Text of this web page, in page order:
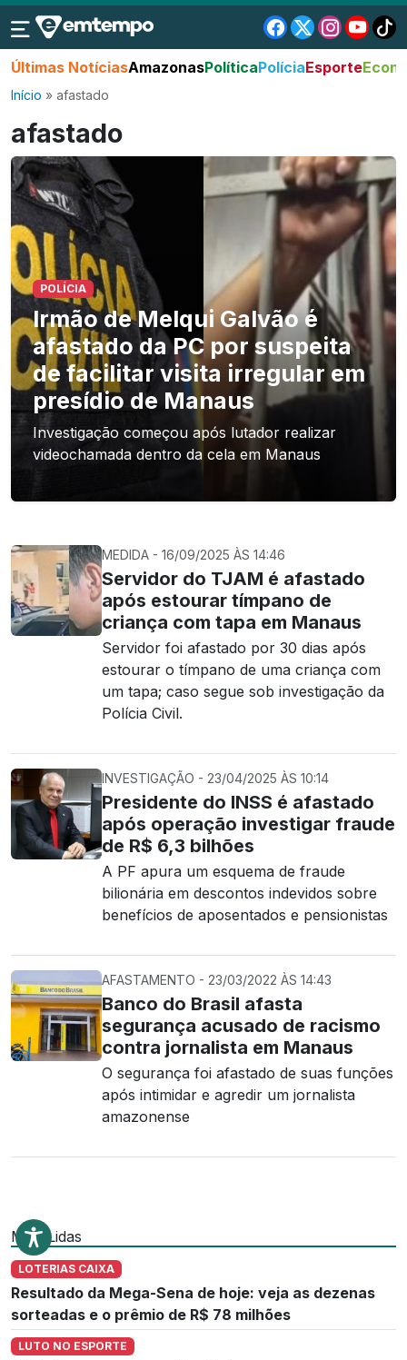
Últimas NotíciasAmazonasPolíticaPolíciaEsporte
Início » afastado
afastado
POLÍCIA
Irmão de Melqui Galvão é
afastado da PC por suspeita
de facilitar visita irregular em
presídio de Manaus
Investigação começou após lutador realizar
videochamada dentro da cela em Manaus
MEDIDA - 16/09/2025 ÀS 14:46
Servidor do TJAM é afastado
após estourar tímpano de
criança com tapa em Manaus
Servidor foi afastado por 30 dias após
estourar o tímpano de uma criança com
um tapa; caso segue sob investigação da
Polícia Civil.
INVESTIGAÇÃO - 23/04/2025 ÀS 10:14
Presidente do INSS é afastado
após operação investigar fraude
de R$ 6,3 bilhões
A PF apura um esquema de fraude
bilionária em descontos indevidos sobre
benefícios de aposentados e pensionistas
AFASTAMENTO - 23/03/2022 ÀS 14:43
Banco do Brasil afasta
segurança acusado de racismo
contra jornalista em Manaus
O segurança foi afastado de suas funções
após intimidar e agredir um jornalista
amazonense
Mais Lidas
LOTERIAS CAIXA
Resultado da Mega-Sena de hoje: veja as dezenas
sorteadas e o prêmio de R$ 78 milhões
LUTO NO ESPORTE